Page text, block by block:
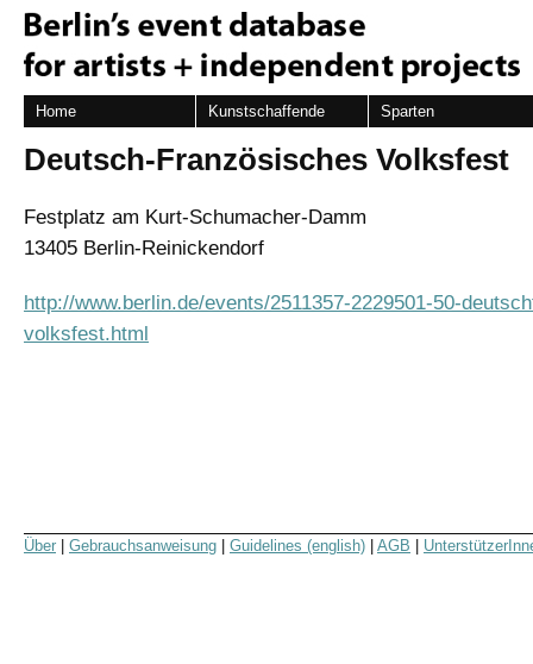
Home Kunstschaffende Sparten
Deutsch-Französisches Volksfest
Festplatz am Kurt-Schumacher-Damm
13405 Berlin-Reinickendorf
http://www.berlin.de/events/2511357-2229501-50-
volksfest.html
Über Gebrauchsanweisung Guidelines (english) AGB